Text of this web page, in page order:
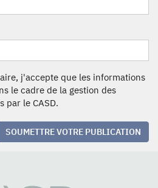
j'accepte que les informations
le cadre de la gestion des
par le CASD.
SOUMETTRE VOTRE PUBLICATION